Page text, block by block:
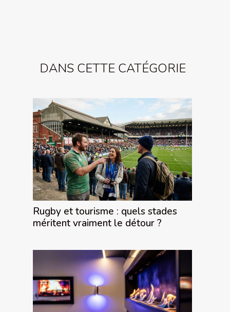
DANS CETTE CATÉGORIE
Rugby et tourisme : quels stades
méritent vraiment le détour ?